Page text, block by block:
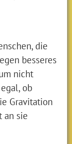
die
besseres
nicht
ob
Gravitation
an sie